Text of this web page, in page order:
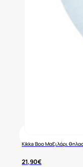
Kikka Boo Μαξιλάρι
21,90€